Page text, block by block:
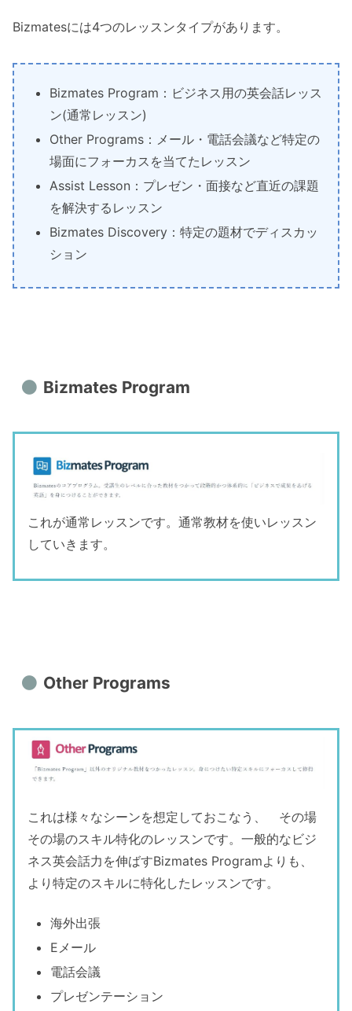
Bizmatesには4つのレッスンタイプがあります。
Bizmates Program：ビジネス用の英会話レッス
ン(通常レッスン)
Other Programs：メール・電話会議など特定の
場面にフォーカスを当てたレッスン
Assist Lesson：プレゼン・面接など直近の課題
を解決するレッスン
Bizmates Discovery：特定の題材でディスカッ
ション
Bizmates Program
これが通常レッスンです。通常教材を使いレッスン
していきます。
Other Programs
これは様々なシーンを想定しておこなう、 その場
その場のスキル特化のレッスンです。一般的なビジ
ネス英会話力を伸ばすBizmates Programよりも、
より特定のスキルに特化したレッスンです。
海外出張
Eメール
電話会議
プレゼンテーション